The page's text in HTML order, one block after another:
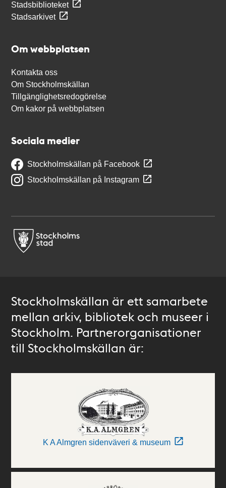
Stadsbiblioteket
Stadsarkivet
Om webbplatsen
Kontakta oss
Om Stockholmskällan
Tillgänglighetsredogörelse
Om kakor på webbplatsen
Sociala medier
Stockholmskällan på Facebook
Stockholmskällan på Instagram
Stockholmskällan är ett samarbete
mellan arkiv, bibliotek och museer i
Stockholm. Partnerorganisationer
till Stockholmskällan är:
K A Almgren sidenväveri & museum